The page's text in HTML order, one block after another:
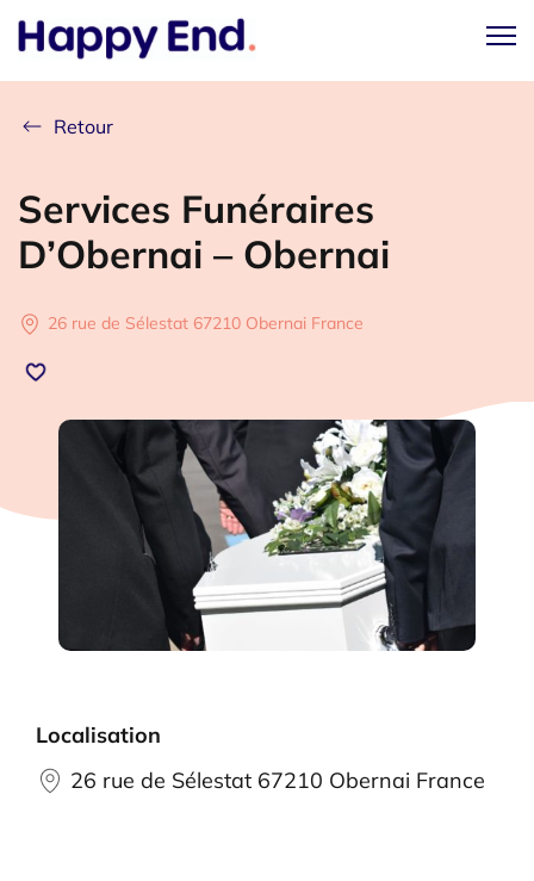
Retour
Services Funéraires
D’Obernai – Obernai
26 rue de Sélestat 67210 Obernai France
Localisation
26 rue de Sélestat 67210 Obernai France